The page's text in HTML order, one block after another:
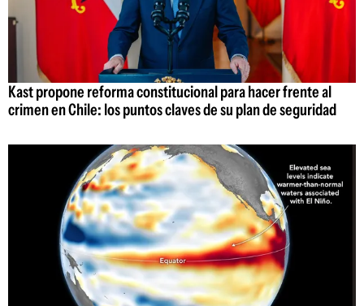
Kast propone reforma constitucional para hacer frente al
crimen en Chile: los puntos claves de su plan de seguridad